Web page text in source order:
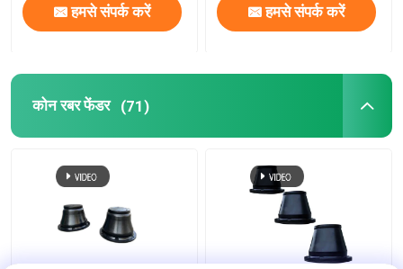
हमसे संपर्क करें हमसे संपर्क करें
कोन रबर फेंडर (71)